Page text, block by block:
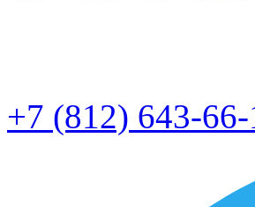
+7 (812) 643-66-